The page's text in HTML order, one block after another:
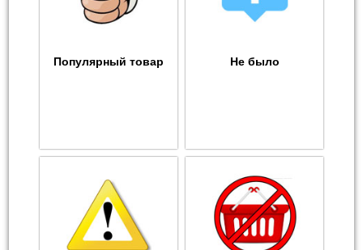
Популярный товар Не было